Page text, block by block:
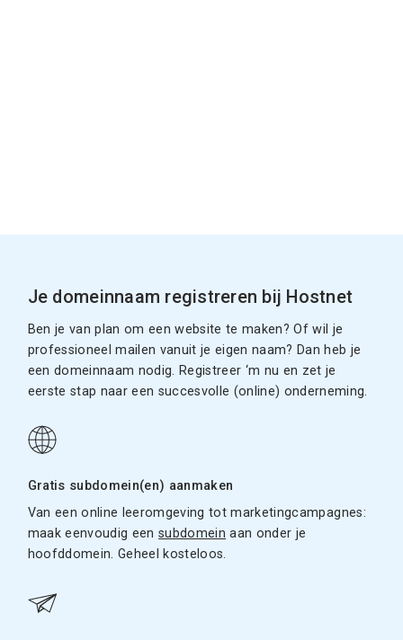
Je domeinnaam registreren bij Hostnet
Ben je van plan om een website te maken? Of wil je
professioneel mailen vanuit je eigen naam? Dan heb je
een domeinnaam nodig. Registreer ‘m nu en zet je
eerste stap naar een succesvolle (online) onderneming.
Gratis subdomein(en) aanmaken
Van een online leeromgeving tot marketingcampagnes:
maak eenvoudig eensubdomein aan onder je
hoofddomein. Geheel kosteloos.